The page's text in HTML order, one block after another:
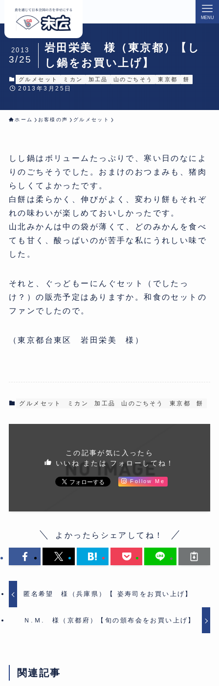
MENU
岩田栄美 様（東京都）【し
し鍋をお買い上げ】
2013
3/25
グルメセット ミカン 加工品 山のごちそう 東京都 餅
2013年3月25日
ホーム お客様の声 グルメセット
しし鍋はボリュームたっぷりで、 寒い日のなによ
りのごちそうでした。おまけのおつまみも、猪肉
らしくてよかったです。
白餅は柔らかく、伸びがよく、 変わり餅もそれぞ
れの味わいが楽しめておいしかったです。
山北みかんは中の袋が薄くて、どのみかんを食べ
ても甘く、酸っぱいのが苦手な私にうれしい味で
した。
それと、ぐっどもーにんぐセット（でしたっ
け？）の販売予定はありますか。和食のセットの
ファンでしたので。
（東京都台東区 岩田栄美 様）
グルメセット ミカン 加工品 山のごちそう 東京都 餅
この記事が気に入ったら
いいね または フォローしてね！
Follow Me
よかったらシェアしてね！
匿名希望 様（兵庫県）【 姿寿司をお買い上げ】
Ｎ.Ｍ. 様（京都府）【旬の頒布会をお買い上げ】
関連記事